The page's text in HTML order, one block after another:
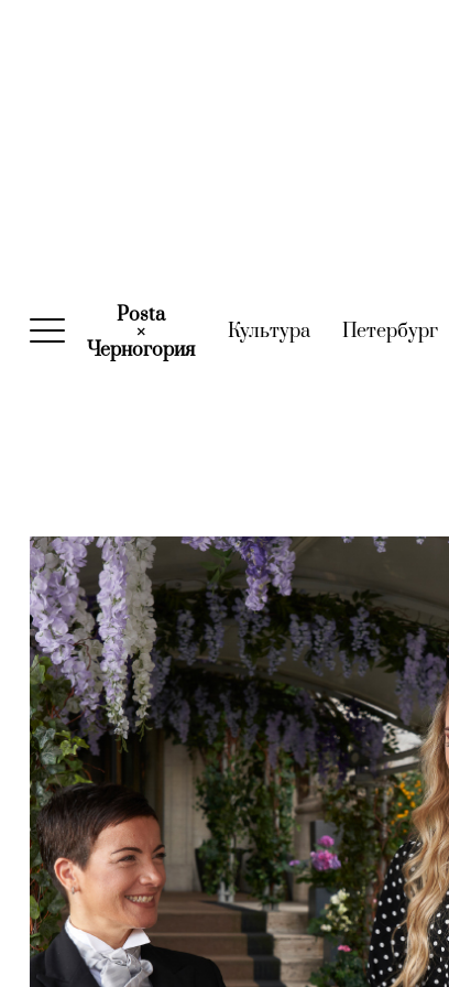
Posta
×
Черногория(current)
Культура(current)
Петербург